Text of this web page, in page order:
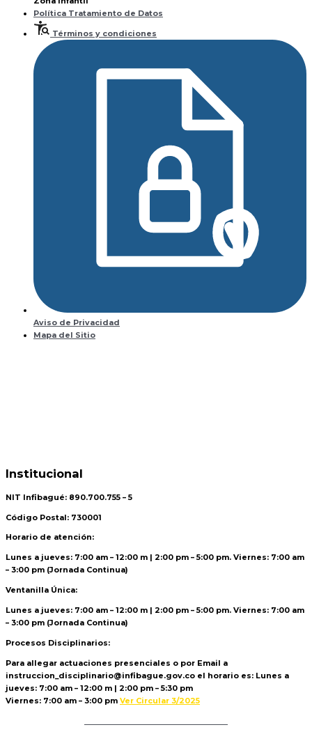
Política Tratamiento de Datos
Términos y condiciones
Aviso de Privacidad
Mapa del Sitio
Institucional
NIT Infibagué: 890.700.755 – 5
Código Postal: 730001
Horario de atención:
Lunes a jueves: 7:00 am – 12:00 m | 2:00 pm – 5:00 pm. Viernes: 7:00 am
– 3:00 pm (Jornada Continua)
Ventanilla Única:
Lunes a jueves: 7:00 am – 12:00 m | 2:00 pm – 5:00 pm. Viernes: 7:00 am
– 3:00 pm (Jornada Continua)
Procesos Disciplinarios:
Para allegar actuaciones presenciales o por Email a
instruccion_disciplinario@infibague.gov.co el horario es: Lunes a
jueves: 7:00 am – 12:00 m | 2:00 pm – 5:30 pm
Viernes: 7:00 am – 3:00 pm Ver Circular 3/2025